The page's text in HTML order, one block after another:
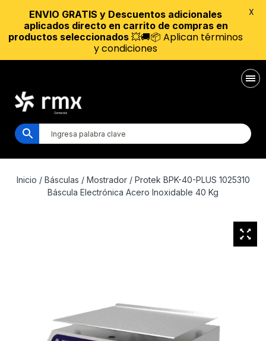
Inicio / Básculas / Mostrador/ Protek BPK-40-PLUS 1025310
Báscula Electrónica Acero Inoxidable 40 Kg
ENVIO GRATIS y Descuentos adicionales
aplicados directo en carrito de compras en
productos seleccionados 💥🚚📦 Aplican términos
y condiciones
X